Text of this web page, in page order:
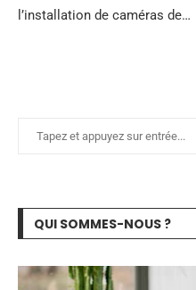
l’installation de caméras de…
QUI SOMMES-NOUS ?